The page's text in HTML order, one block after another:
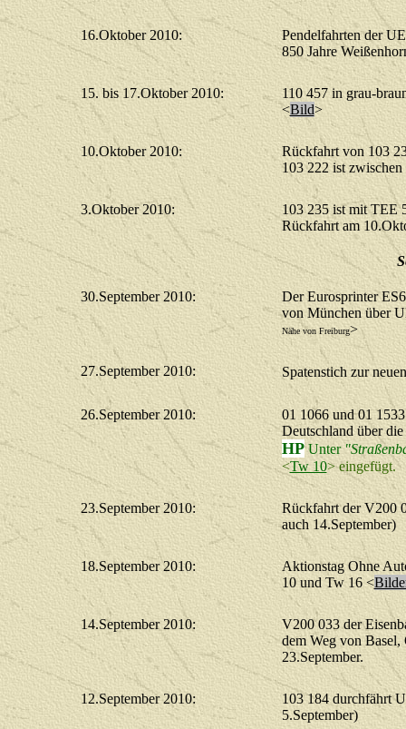
16.Oktober 2010:
Pendelfahrten der
850 Jahre
15. bis 17.Oktober 2010:
110 457 in grau-
<Bild>
10.Oktober 2010:
Rückfahrt von 103
103 222 ist
3.Oktober 2010:
103 235 ist mit TEE
Rückfahrt am
30.September 2010:
Der Eurosprinter
von München über
Nähe von Freiburg>
27.September 2010: Spatenstich zur
26.September 2010:
01 1066 und 01
Deutschland über
HP Unter
<Tw 10> eingefügt.
23.September 2010:
Rückfahrt der V200
auch 14.September)
18.September 2010:
Aktionstag Ohne
10 und Tw 16 <
14.September 2010:
V200 033 der
dem Weg von Basel,
23.September.
12.September 2010:
103 184 durchfährt
5.September)